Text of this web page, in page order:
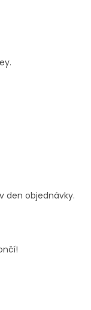
den objednávky.